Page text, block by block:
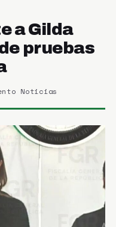
a Gilda
pruebas
Noticias